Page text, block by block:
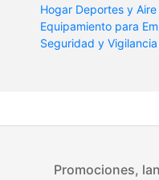
Hogar Deportes y
Equipamiento para
Seguridad y Vigilancia
Promociones,